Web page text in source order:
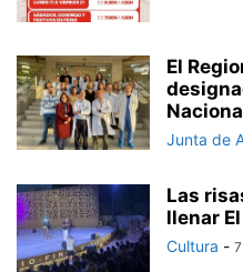
El
Junta de
Las
llenar
Cultura -